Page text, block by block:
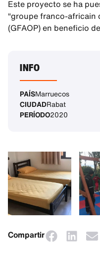
Este proyecto se ha
“groupe franco-africain
(GFAOP) en beneficio
INFO
PAÍSMarruecos
CIUDADRabat
PERÍODO2020
Compartir